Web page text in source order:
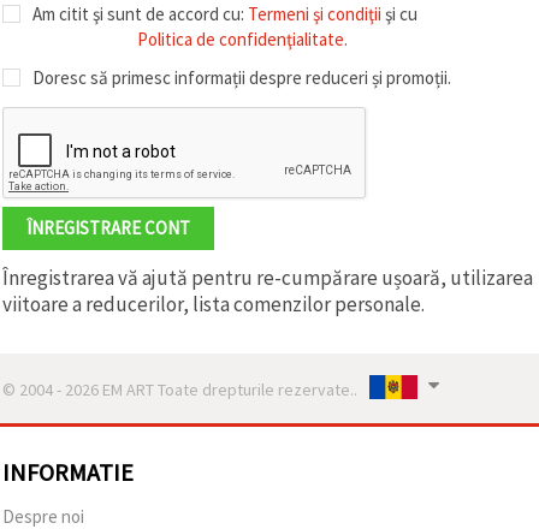
Am citit şi sunt de accord cu: Termeni şi condiţii şi cu
Politica de confidenţialitate.
Doresc să primesc informații despre reduceri și promoții.
ÎNREGISTRARE CONT
Înregistrarea vă ajută pentru re-cumpărare ușoară, utilizarea
viitoare a reducerilor, lista comenzilor personale.
© 2004 - 2026 EM ART Toate drepturile rezervate..
INFORMATIE
Despre noi